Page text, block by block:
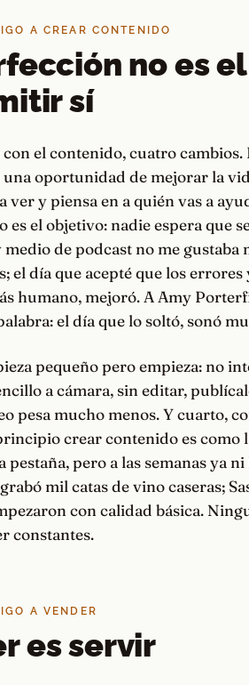
A CREAR CONTENIDO
no es
sí
el contenido, cuatro
oportunidad de mejorar la
ver y piensa en a quién vas a
es el objetivo: nadie espera que
de podcast no me gustaba
el día que acepté que los
humano, mejoró. A Amy
el día que lo soltó, sonó
pequeño pero empieza: no
a cámara, sin editar,
pesa mucho menos. Y cuarto,
crear contenido es como
pestaña, pero a las semanas ya
mil catas de vino caseras;
con calidad básica.
constantes.
A VENDER
es servir